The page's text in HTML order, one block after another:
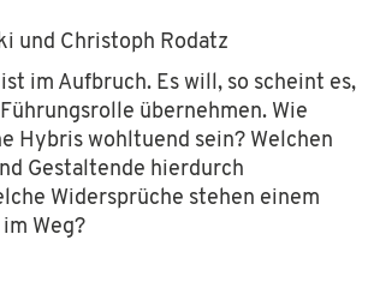
und Christoph Rodatz
im Aufbruch. Es will, so scheint es,
übernehmen. Wie
Hybris wohltuend sein? Welchen
Gestaltende hierdurch
Widersprüche stehen einem
Weg?